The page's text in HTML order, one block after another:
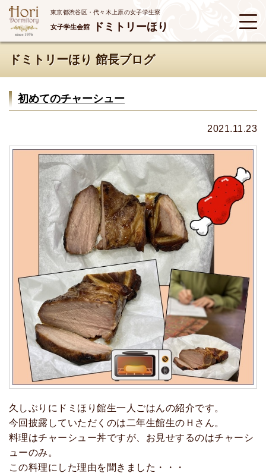
東京都渋谷区・代々木上原の女子学生寮
女子学生会館 ドミトリーほり
ドミトリーほり 館長ブログ
初めてのチャーシュー
2021.11.23
久しぶりにドミほり館生一人ごはんの紹介です。
今回披露していただくのは二年生館生のＨさん。
料理はチャーシュー丼ですが、お見せするのはチャーシ
ューのみ。
この料理にした理由を聞きました・・・